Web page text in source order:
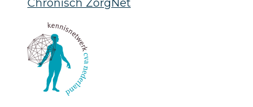
Chronisch ZorgNet